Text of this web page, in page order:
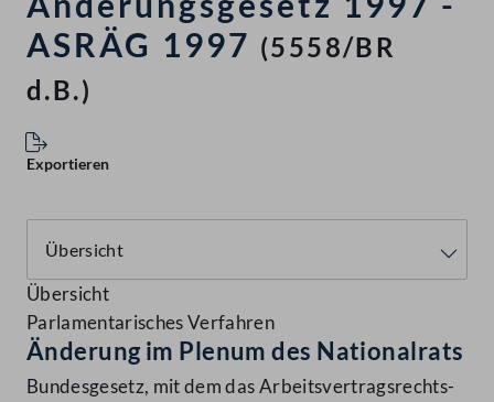
ASRÄG 1997 (5558/BR
d.B.)
Exportieren
Übersicht
Parlamentarisches Verfahren
Änderung im Plenum des Nationalrats
Bundesgesetz, mit dem das Arbeitsvertragsrechts-